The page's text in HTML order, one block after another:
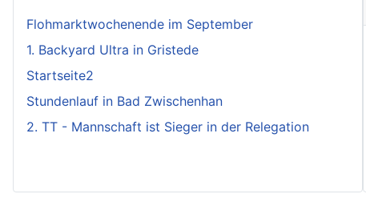
Flohmarktwochenende im September
1. Backyard Ultra in Gristede
Startseite2
Stundenlauf in Bad Zwischenhan
2. TT - Mannschaft ist Sieger in der Relegation